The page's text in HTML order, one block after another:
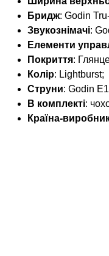
Бридж: Godin
Звукознімачі:
Елементи
Покриття:
Колір: Lightburst;
Струни: Godin
В комплекті:
Країна-